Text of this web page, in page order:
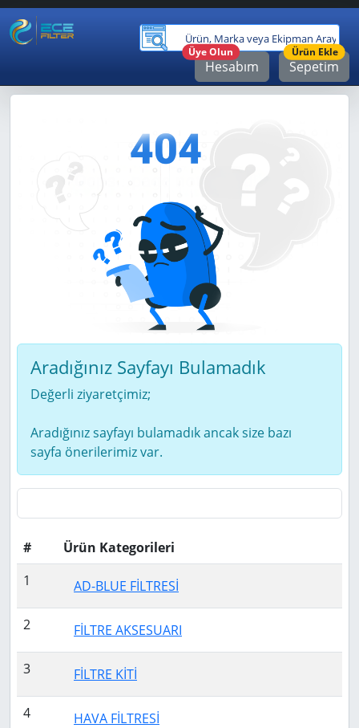
Hesabım
Üye Olun
Sepetim
Ürün Ekle
Aradığınız Sayfayı Bulamadık
Değerli ziyaretçimiz;
Aradığınız sayfayı bulamadık ancak size bazı
sayfa önerilerimiz var.
#
Ürün Kategorileri
1
AD-BLUE FİLTRESİ
2 FİLTRE AKSESUARI
3 FİLTRE KİTİ
4 HAVA FİLTRESİ